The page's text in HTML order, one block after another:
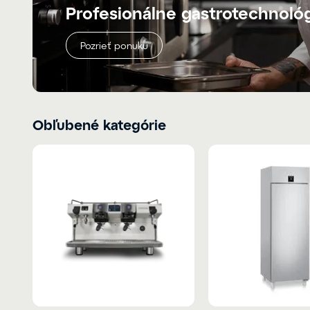
Profesionálne
Pozrieť ponuku
Obľubené kategórie